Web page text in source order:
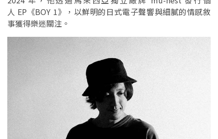
人 EP《BOY 1》，以鮮明的日式電子聲響與細膩的情感敘
事獲得樂迷關注。